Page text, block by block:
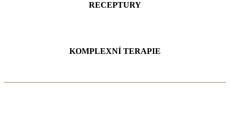
RECEPTURY
KOMPLEXNÍ TERAPIE